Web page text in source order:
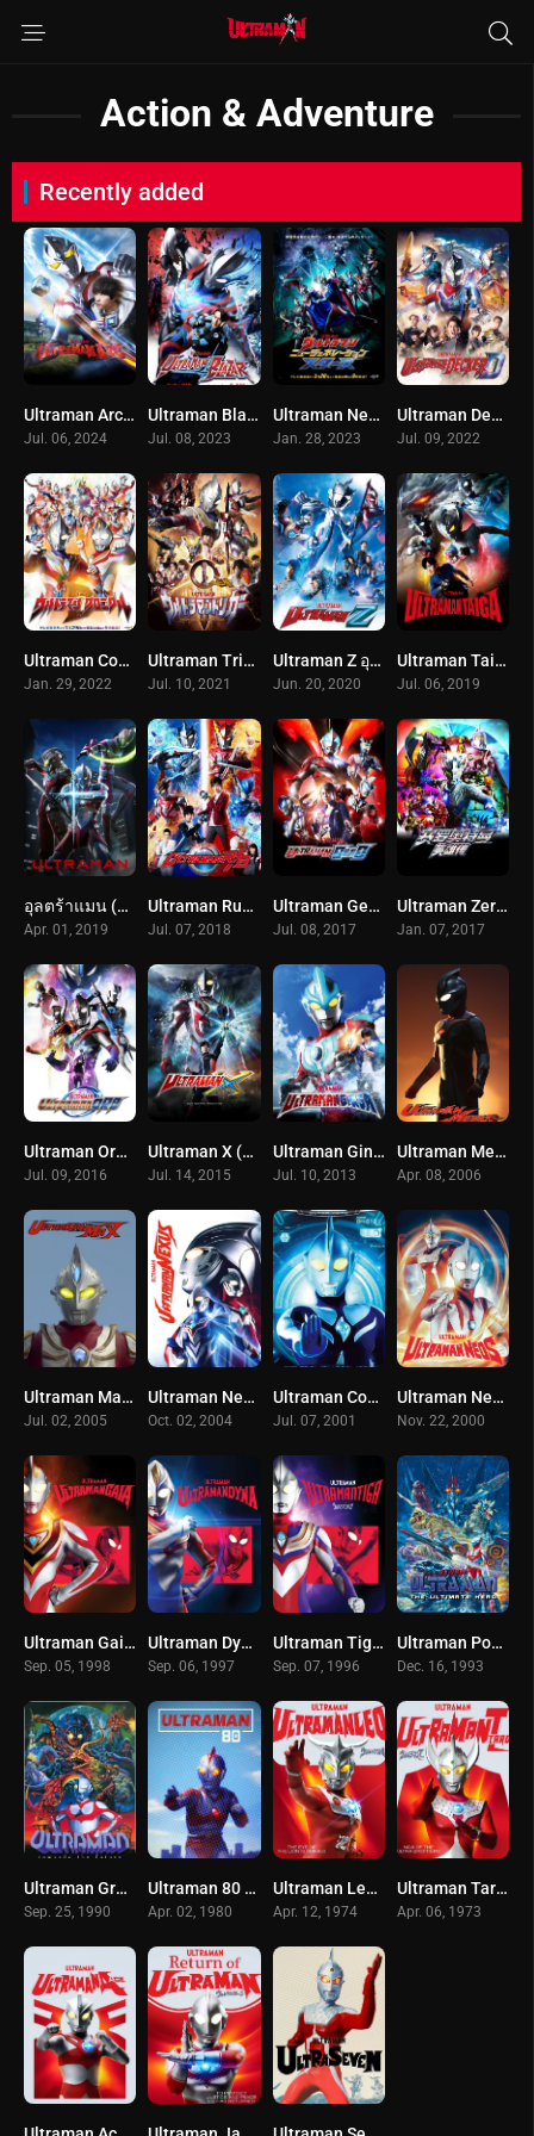
Action & Adventure
Recently added
Ultraman Arc อุลตร้าแมนอาร์ค
Jul. 06, 2024
Ultraman Blazar อุลตร้าแมนเบลซาร์ (2023)
Jul. 08, 2023
Ultraman New Generation Stars อุลตร้าแมน นิวเจเนอเรชั่นสตาร์ส
Jan. 28, 2023
Ultraman Decker อุลตร้าแมนเดกเกอร์ (2022) Ultraman Decker
Jul. 09, 2022
Ultraman Conical D (2022) อุลตร้าแมน โครนิเคิล ดี
Jan. 29, 2022
Ultraman Trigger อุลตร้าแมนทริกเกอร์
Jul. 10, 2021
Ultraman Z อุลตร้าแมน Z
Jun. 20, 2020
Ultraman Taiga อุลตร้าแมนไทกะ
Jul. 06, 2019
อุลตร้าแมน (2019) ULTRAMAN
Apr. 01, 2019
Ultraman Ruebe อุลตร้าแมนรู้บ Ultraman R/B
Jul. 07, 2018
Ultraman Geed อุลตร้าแมนจี๊ด (2017)
Jul. 08, 2017
Ultraman Zero The Chronicle อุลตร้าแมนซีโร่ เดอะ โครนิเคิล (2017)
Jan. 07, 2017
Ultraman Orb อุลตร้าแมนออร์บ (2016)
Jul. 09, 2016
Ultraman X (2015) อุลตร้าแมน เอ็กซ์
Jul. 14, 2015
Ultraman Ginga อุลตร้าแมนกิงกะ (2013)
Jul. 10, 2013
Ultraman Mebius อุลตร้าแมนเมบิอุส (2006)
Apr. 08, 2006
Ultraman Max อุลตร้าแมนแม็กซ์ (2005)
Jul. 02, 2005
Ultraman Nexus อุลตร้าแมนเน็กซัส
Oct. 02, 2004
Ultraman Cosmos อุลตร้าแมนคอสมอส (2001)
Jul. 07, 2001
Ultraman Neos อุลตร้าแมนนีออส (2000)
Nov. 22, 2000
Ultraman Gaia อุลตร้าแมนไกอา (1998)
Sep. 05, 1998
Ultraman Dyna อุลตร้าแมนไดน่า (1997) เสียงDEX
Sep. 06, 1997
Ultraman Tiga อุลตร้าแมน (1996)
Sep. 07, 1996
Ultraman Powered (1993) อุลตร้าแมนพาวเวิร์ด
Dec. 16, 1993
Ultraman Great (Ultraman Towards the Future) อุลตร้าแมนเกรท (1990)
Sep. 25, 1990
Ultraman 80 อุลตร้าแมน 80 (1980)
Apr. 02, 1980
Ultraman Leo อุลตร้าแมนเลโอ (1974)
Apr. 12, 1974
Ultraman Taro อุลตร้าแมนทาโร่ (1973)
Apr. 06, 1973